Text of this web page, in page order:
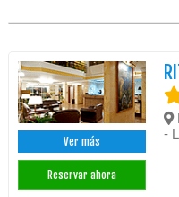
Ver más
Reservar ahora
-